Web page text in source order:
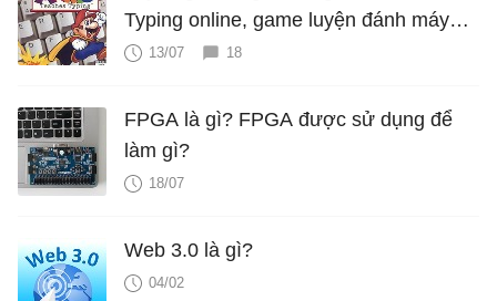
Typing online, game luyện đánh máy
cực hấp dẫn
13/07 18
FPGA là gì? FPGA được sử dụng để
làm gì?
18/07
Web 3.0 là gì?
04/02